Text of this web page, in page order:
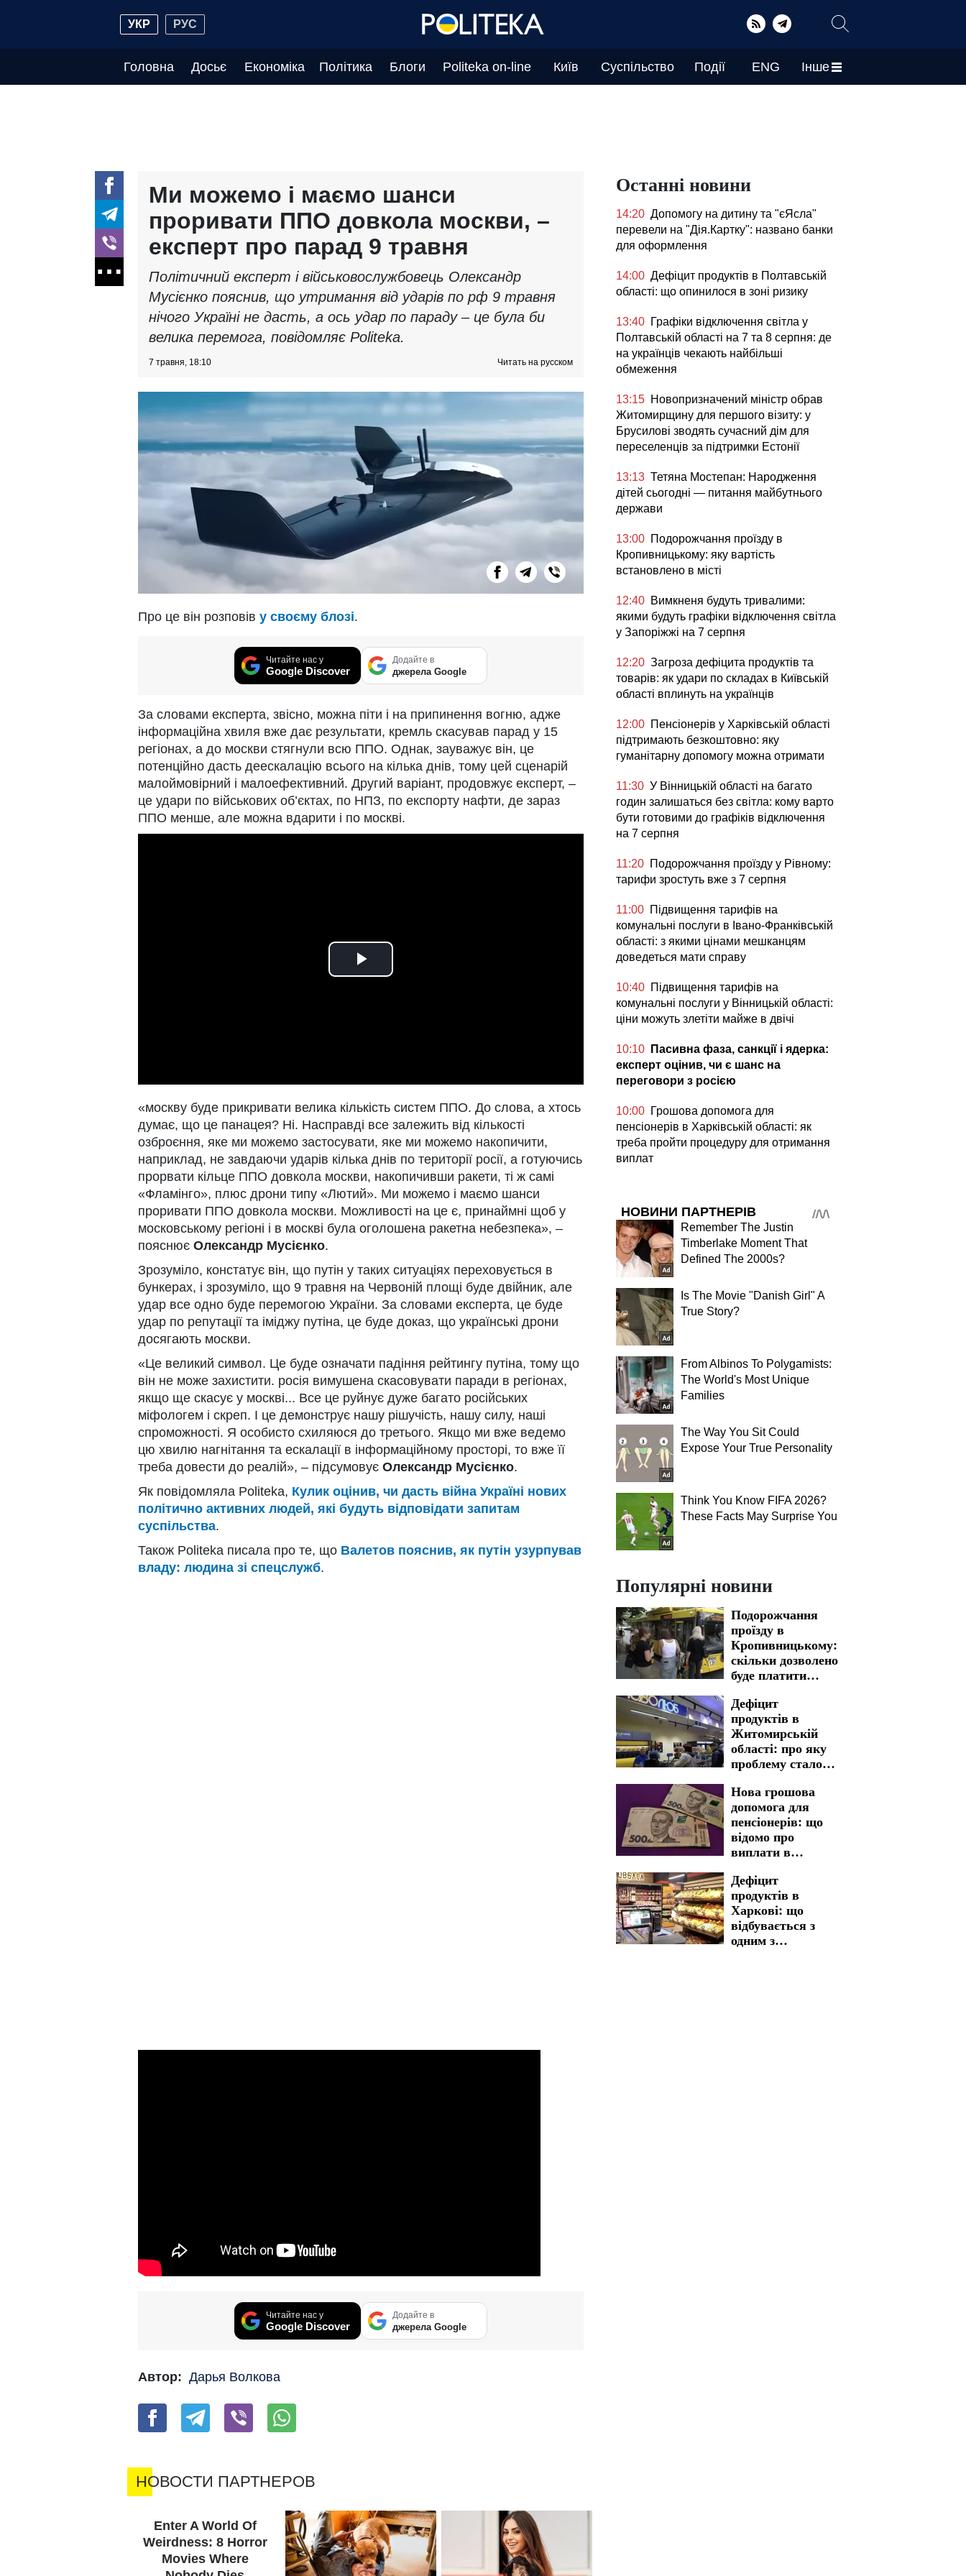
УКР РУС
Головна Досьє Економіка Політика Блоги Politeka on-line Київ Суспільство Події ENG Інше
Ми можемо і маємо шанси
проривати ППО довкола москви, –
експерт про парад 9 травня
Політичний експерт і військовослужбовець Олександр
Мусієнко пояснив, що утримання від ударів по рф 9 травня
нічого Україні не дасть, а ось удар по параду – це була би
велика перемога, повідомляє Politeka.
7 травня, 18:10 Читать на русском
Про це він розповів у своєму блозі.
Читайте нас у
Google Discover
Додайте в
джерела Google
За словами експерта, звісно, можна піти і на припинення вогню, адже
інформаційна хвиля вже дає результати, кремль скасував парад у 15
регіонах, а до москви стягнули всю ППО. Однак, зауважує він, це
потенційно дасть деескалацію всього на кілька днів, тому цей сценарій
малоймовірний і малоефективний. Другий варіант, продовжує експерт, –
це удари по військових об’єктах, по НПЗ, по експорту нафти, де зараз
ППО менше, але можна вдарити і по москві.
Play
«москву буде прикривати велика кількість систем ППО. До слова, а хтось
думає, що це панацея? Ні. Насправді все залежить від кількості
озброєння, яке ми можемо застосувати, яке ми можемо накопичити,
наприклад, не завдаючи ударів кілька днів по території росії, а готуючись
прорвати кільце ППО довкола москви, накопичивши ракети, ті ж самі
«Фламінго», плюс дрони типу «Лютий». Ми можемо і маємо шанси
проривати ППО довкола москви. Можливості на це є, принаймні щоб у
московському регіоні і в москві була оголошена ракетна небезпека», –
пояснює Олександр Мусієнко.
Зрозуміло, констатує він, що путін у таких ситуаціях переховується в
бункерах, і зрозуміло, що 9 травня на Червоній площі буде двійник, але
удар все одно буде перемогою України. За словами експерта, це буде
удар по репутації та іміджу путіна, це буде доказ, що українські дрони
досягають москви.
«Це великий символ. Це буде означати падіння рейтингу путіна, тому що
він не може захистити. росія вимушена скасовувати паради в регіонах,
якщо ще скасує у москві... Все це руйнує дуже багато російських
міфологем і скреп. І це демонструє нашу рішучість, нашу силу, наші
спроможності. Я особисто схиляюся до третього. Якщо ми вже ведемо
цю хвилю нагнітання та ескалації в інформаційному просторі, то вже її
треба довести до реалій», – підсумовує Олександр Мусієнко.
Як повідомляла Politeka, Кулик оцінив, чи дасть війна Україні нових
політично активних людей, які будуть відповідати запитам
суспільства.
Також Politeka писала про те, що Валетов пояснив, як путін узурпував
владу: людина зі спецслужб.
Читайте нас у
Google Discover
Додайте в
джерела Google
Автор: Дарья Волкова
Останні новини
14:20 Допомогу на дитину та "єЯсла"
перевели на "Дія.Картку": названо банки
для оформлення
14:00 Дефіцит продуктів в Полтавській
області: що опинилося в зоні ризику
13:40 Графіки відключення світла у
Полтавській області на 7 та 8 серпня: де
на українців чекають найбільші
обмеження
13:15 Новопризначений міністр обрав
Житомирщину для першого візиту: у
Брусилові зводять сучасний дім для
переселенців за підтримки Естонії
13:13 Тетяна Мостепан: Народження
дітей сьогодні — питання майбутнього
держави
13:00 Подорожчання проїзду в
Кропивницькому: яку вартість
встановлено в місті
12:40 Вимкненя будуть тривалими:
якими будуть графіки відключення світла
у Запоріжжі на 7 серпня
12:20 Загроза дефіцита продуктів та
товарів: як удари по складах в Київській
області вплинуть на українців
12:00 Пенсіонерів у Харківській області
підтримають безкоштовно: яку
гуманітарну допомогу можна отримати
11:30 У Вінницькій області на багато
годин залишаться без світла: кому варто
бути готовими до графіків відключення
на 7 серпня
11:20 Подорожчання проїзду у Рівному:
тарифи зростуть вже з 7 серпня
11:00 Підвищення тарифів на
комунальні послуги в Івано-Франківській
області: з якими цінами мешканцям
доведеться мати справу
10:40 Підвищення тарифів на
комунальні послуги у Вінницькій області:
ціни можуть злетіти майже в двічі
10:10
Пасивна фаза, санкції і ядерка:
експерт оцінив, чи є шанс на
переговори з росією
10:00 Грошова допомога для
пенсіонерів в Харківській області: як
треба пройти процедуру для отримання
виплат
НОВИНИ ПАРТНЕРІВ
Remember The Justin
Timberlake Moment That
Defined The 2000s?
Is The Movie "Danish Girl" A
True Story?
From Albinos To Polygamists:
The World's Most Unique
Families
The Way You Sit Could
Expose Your True Personality
Think You Know FIFA 2026?
These Facts May Surprise You
Популярні новини
Подорожчання
проїзду в
Кропивницькому:
скільки дозволено
буде платити
Дефіцит
продуктів в
Житомирській
області: про яку
проблему стало
Нова грошова
допомога для
пенсіонерів: що
відомо про
виплати в
області
Дефіцит
продуктів в
Харкові: що
відбувається з
одним з